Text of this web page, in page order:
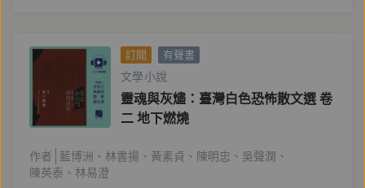
訂閱 有聲書
文學小說
靈魂與灰燼：臺灣白色恐怖散文選 卷
二 地下燃燒
作者 藍博洲 林書揚 黃素貞 陳明忠
吳聲潤
陳英泰
林易澄